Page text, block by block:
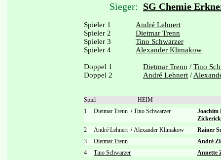
Sieger: SG Chemie
Spieler 1
André Lehnert
Spieler 2
Dietmar Trenn
Spieler 3
Tino Schwarzer
Spieler 4
Alexander Klimakow
Doppel 1 Dietmar Trenn / Tino
Doppel 2
André Lehnert /
Spiel
HEIM
1
Dietmar Trenn /Tino Schwarzer
Zickerick
2
André Lehnert /Alexander Klimakow
Rainer
3
Dietmar Trenn
André
4
Tino Schwarzer
Annette